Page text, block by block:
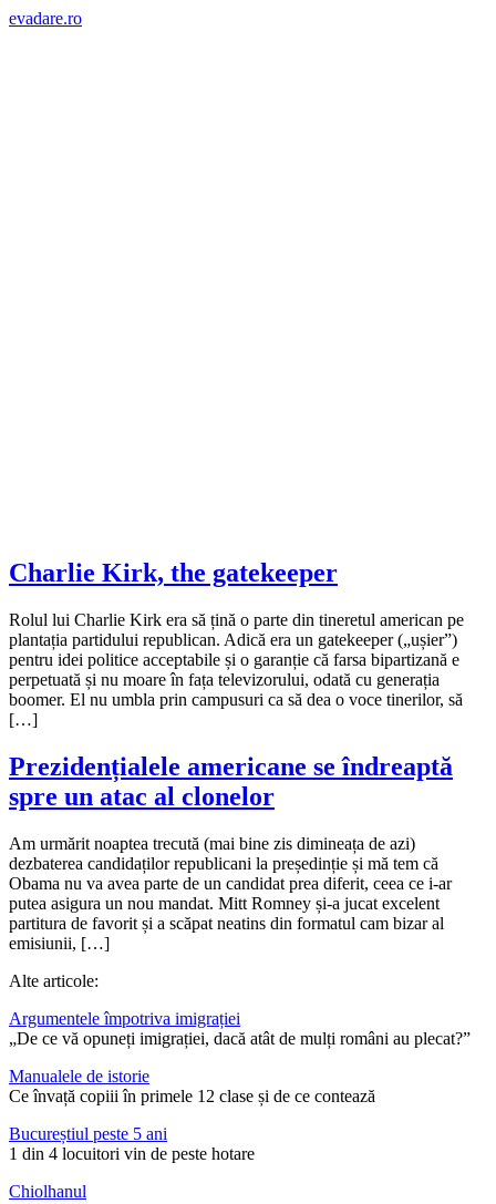
evadare.ro
Charlie Kirk, the gatekeeper
Rolul lui Charlie Kirk era să țină o parte din tineretul american pe
plantația partidului republican. Adică era un gatekeeper („ușier”)
pentru idei politice acceptabile și o garanție că farsa bipartizană e
perpetuată și nu moare în fața televizorului, odată cu generația
boomer. El nu umbla prin campusuri ca să dea o voce tinerilor, să
[…]
Prezidențialele americane se îndreaptă
spre un atac al clonelor
Am urmărit noaptea trecută (mai bine zis dimineața de azi)
dezbaterea candidaților republicani la președinție și mă tem că
Obama nu va avea parte de un candidat prea diferit, ceea ce i-ar
putea asigura un nou mandat. Mitt Romney și-a jucat excelent
partitura de favorit și a scăpat neatins din formatul cam bizar al
emisiunii, […]
Alte articole:
Argumentele împotriva imigrației
„De ce vă opuneți imigrației, dacă atât de mulți români au plecat?”
Manualele de istorie
Ce învață copiii în primele 12 clase și de ce contează
Bucureștiul peste 5 ani
1 din 4 locuitori vin de peste hotare
Chiolhanul